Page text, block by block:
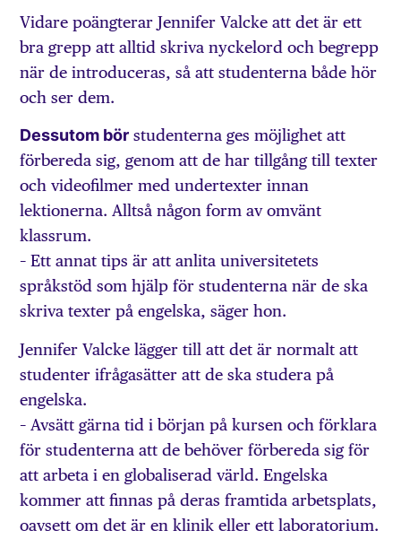
Vidare poängterar Jennifer Valcke att det är ett
bra grepp att alltid skriva nyckelord och begrepp
när de introduceras, så att studenterna både hör
och ser dem.
Dessutom bör studenterna ges möjlighet att
förbereda sig, genom att de har tillgång till texter
och videofilmer med undertexter innan
lektionerna. Alltså någon form av omvänt
klassrum.
– Ett annat tips är att anlita universitetets
språkstöd som hjälp för studenterna när de ska
skriva texter på engelska, säger hon.
Jennifer Valcke lägger till att det är normalt att
studenter ifrågasätter att de ska studera på
engelska.
– Avsätt gärna tid i början på kursen och förklara
för studenterna att de behöver förbereda sig för
att arbeta i en globaliserad värld. Engelska
kommer att finnas på deras framtida arbetsplats,
oavsett om det är en klinik eller ett laboratorium.